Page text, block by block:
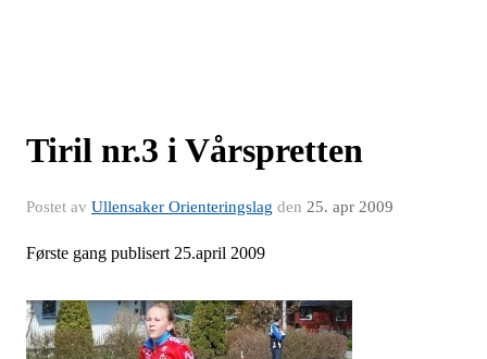
Tiril nr.3 i Vårspretten
Postet av Ullensaker Orienteringslag den 25. apr 2009
Første gang publisert 25.april 2009